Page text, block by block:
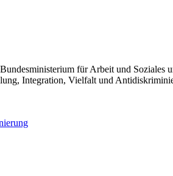
für Arbeit und Soziales
Integration, Vielfalt und